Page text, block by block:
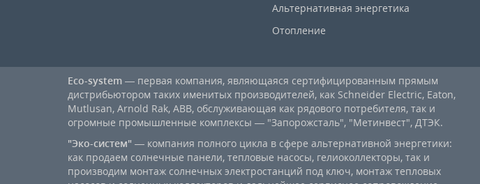
Альтернативная энергетика
Отопление
Eco-system — первая компания, являющаяся сертифицированным прямым
дистрибьютором таких именитых производителей, как Schneider Electric, Eaton,
Mutlusan, Arnold Rak, ABB, обслуживающая как рядового потребителя, так и
огромные промышленные комплексы — "Запорожсталь", "Метинвест", ДТЭК.
"Эко-систем" — компания полного цикла в сфере альтернативной энергетики:
как продаем солнечные панели, тепловые насосы, гелиоколлекторы, так и
производим монтаж солнечных электростанций под ключ, монтаж тепловых